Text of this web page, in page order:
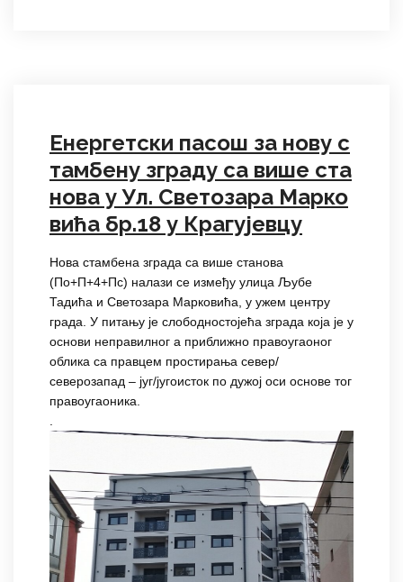
Енергетски пасош за нову с
тамбену зграду са више ста
нова у Ул. Светозара Марко
вића бр.18 у Крагујевцу
Нова стамбена зграда са више станова
(По+П+4+Пс) налази се између улица Љубе
Тадића и Светозара Марковића, у ужем центру
града. У питању је слободностојећа зграда која је у
основи неправилног а приближно правоугаоног
облика са правцем простирања север/
северозапад – југ/југоисток по дужој оси основе тог
правоугаоника.
.